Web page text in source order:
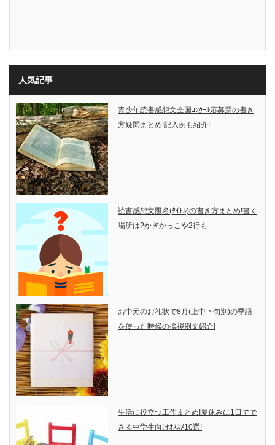
人気記事
青少年読書感想文全国ｺﾝｸｰﾙ応募票の書き
方疑問まとめ!記入例も紹介!
読書感想文題名(ﾀｲﾄﾙ)の書き方まとめ!書く
場所は?かぎかっこや2行も
お中元のお礼状で8月(上中下旬別)の季語
を使った時候の挨拶例文紹介!
生活に役立つ工作まとめ!夏休みに1日でで
きる中学生向けｵｽｽﾒ10選!